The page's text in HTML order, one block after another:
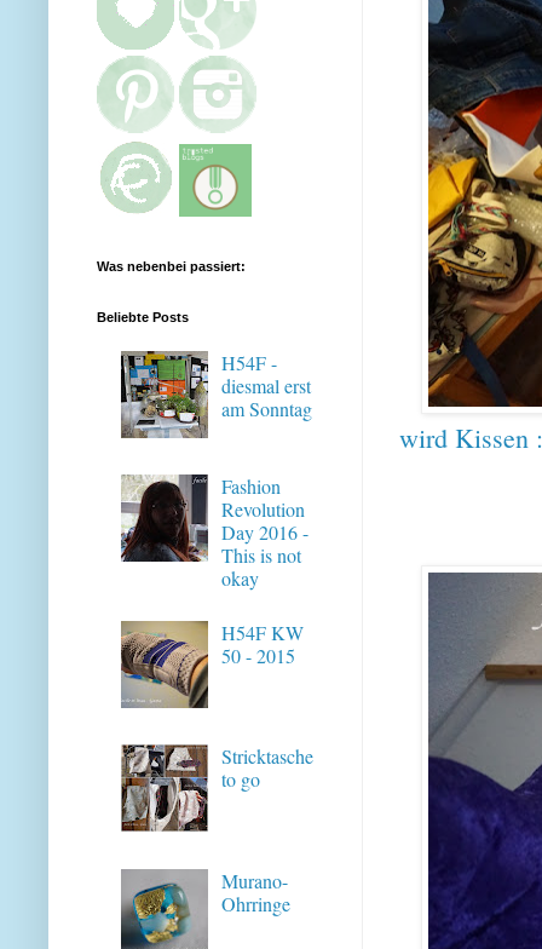
wird Kissen
Was nebenbei passiert:
Beliebte Posts
H54F -
diesmal erst
am Sonntag
Fashion
Revolution
Day 2016 -
This is not
okay
H54F KW
50 - 2015
Stricktasche
to go
Murano-
Ohrringe